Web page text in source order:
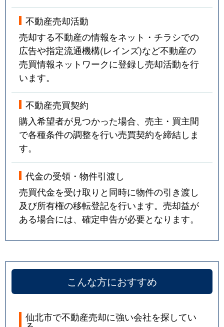
不動産売却活動
売却する不動産の情報をネット・チラシでの
広告や指定流通機構(レインズ)など不動産の
売買情報ネットワークに登録し売却活動を行
います。
不動産売買契約
購入希望者が見つかった場合、売主・買主間
で各種条件の調整を行い売買契約を締結しま
す。
代金の受領・物件引渡し
売買代金を受け取りと同時に物件の引き渡し
及び所有権の移転登記を行います。売却益が
ある場合には、確定申告が必要となります。
こんな方におすすめ
仙北市で不動産売却に強い会社を探してい